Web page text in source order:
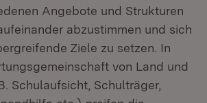
Angebote und Strukturen
abzustimmen und sich
Ziele zu setzen. In
von Land und
Schulaufsicht, Schulträger,